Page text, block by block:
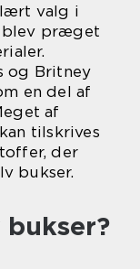
valg i
blev præget
og Britney
en del af
af
tilskrives
der
bukser.